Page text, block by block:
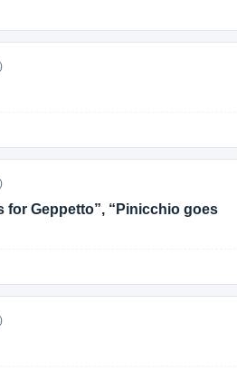
for Geppetto”, “Pinicchio goes